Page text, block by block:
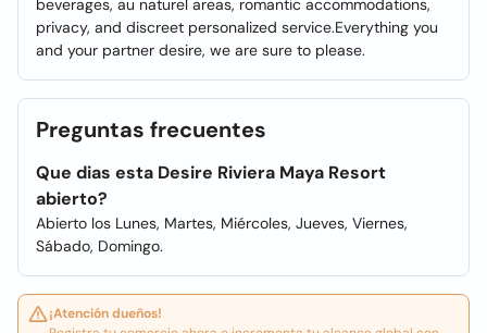
beverages, au naturel areas, romantic accommodations,
privacy, and discreet personalized service.Everything you
and your partner desire, we are sure to please.
Preguntas frecuentes
Que dias esta Desire Riviera Maya Resort
abierto?
Abierto los Lunes, Martes, Miércoles, Jueves, Viernes,
Sábado, Domingo.
¡Atención dueños!